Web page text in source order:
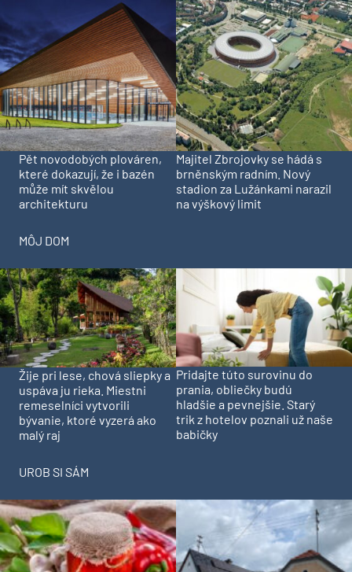
Pět novodobých plováren,
které dokazují, že i bazén
může mít skvělou
architekturu
Majitel Zbrojovky se hádá s
brněnským radním. Nový
stadion za Lužánkami narazil
na výškový limit
MÔJ DOM
Žije pri lese, chová sliepky a
uspáva ju rieka. Miestni
remeselníci vytvorili
bývanie, ktoré vyzerá ako
malý raj
Pridajte túto surovinu do
prania, obliečky budú
hladšie a pevnejšie. Starý
trik z hotelov poznali už naše
babičky
UROB SI SÁM